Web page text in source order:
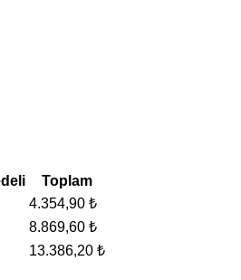
Toplam
4.354,90 ₺
8.869,60 ₺
13.386,20 ₺